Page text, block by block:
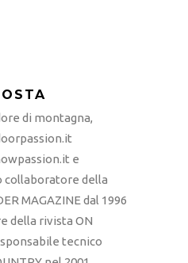
di montagna,
e
collaboratore della
MAGAZINE dal 1996
della rivista ON
tecnico